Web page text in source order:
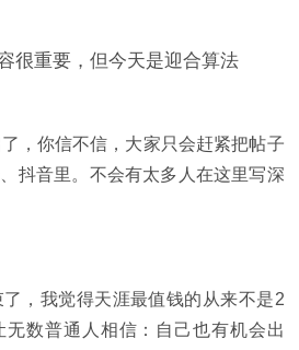
很重要，但今天是迎合算法
，你信不信，大家只会赶紧把帖子
抖音里。不会有太多人在这里写深
，我觉得天涯最值钱的从来不是2
数普通人相信：自己也有机会出